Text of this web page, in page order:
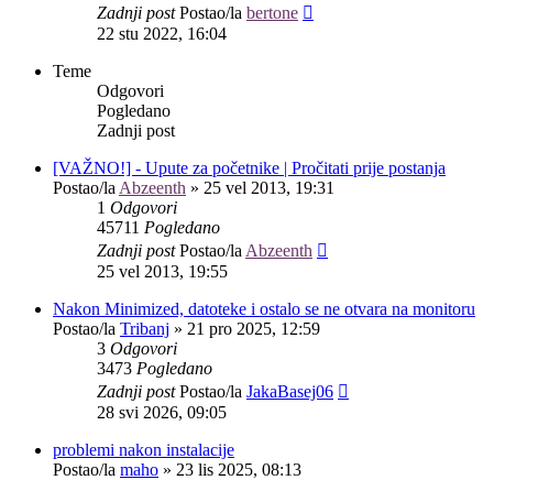
Zadnji postPostao/la bertone
22 stu 2022, 16:04
Teme
Odgovori
Pogledano
Zadnji post
[VAŽNO!] - Upute za početnike | Pročitati prije postanja
Postao/la Abzeenth » 25 vel 2013, 19:31
1 Odgovori
45711 Pogledano
Zadnji postPostao/la Abzeenth
25 vel 2013, 19:55
Nakon Minimized, datoteke i ostalo se ne otvara na monitoru
Postao/la Tribanj » 21 pro 2025, 12:59
3 Odgovori
3473 Pogledano
Zadnji postPostao/la JakaBasej06
28 svi 2026, 09:05
problemi nakon instalacije
Postao/la maho » 23 lis 2025, 08:13